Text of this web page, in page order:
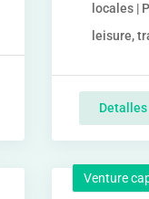
locales |
leisure,
Detalles
Venture